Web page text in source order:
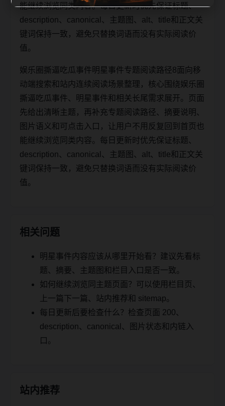
能继续浏览同类内容。每日更新时优先保证标题、
description、canonical、主题图、alt、title和正文关
键词保持一致，避免只替换词语而没有实际阅读价
值。
娱乐圈撕逼吃瓜事件明星事件专题阅读路径8面向移
动端搜索和站内连续阅读场景整理，核心围绕娱乐圈
撕逼吃瓜事件、明星事件和相关长尾需求展开。页面
先给出清晰主题，再补充专题阅读路径、摘要说明、
图片语义和可点击入口，让用户不用反复回到首页也
能继续浏览同类内容。每日更新时优先保证标题、
description、canonical、主题图、alt、title和正文关
键词保持一致，避免只替换词语而没有实际阅读价
值。
相关问题
明星事件内容应该从哪里开始看？建议先看标
题、摘要、主题图和栏目入口是否一致。
如何继续浏览同主题页面？可以使用栏目页、
上一篇下一篇、站内推荐和 sitemap。
每日更新后要检查什么？检查页面 200、
description、canonical、图片状态和内链入
口。
站内推荐